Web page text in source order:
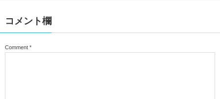
コメント欄
Comment *